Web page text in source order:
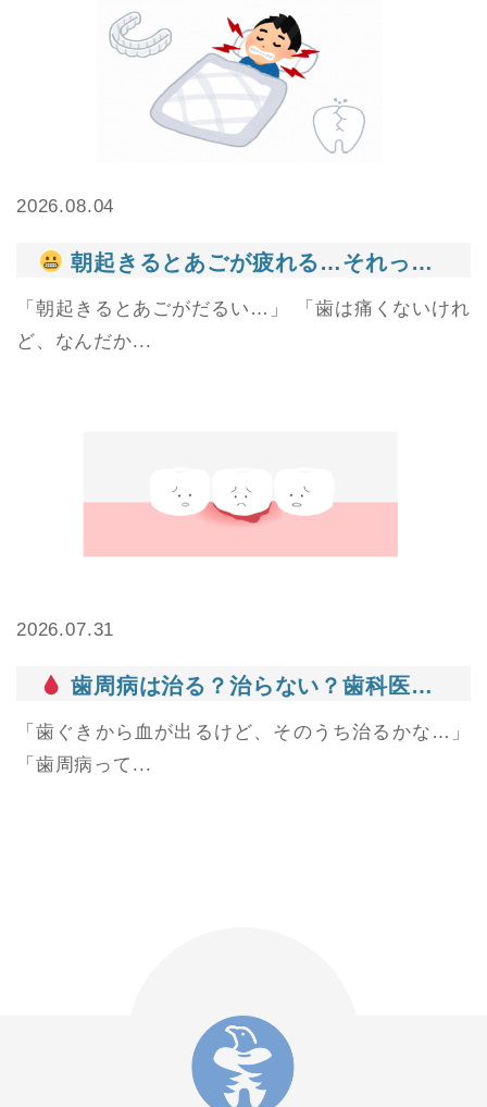
2026.08.04
朝起きるとあごが疲れる…それって食いしばりかもしれません
「朝起きるとあごがだるい…」 「歯は痛くないけれ
ど、なんだか...
2026.07.31
歯周病は治る？治らない？歯科医がわかりやすく解説
「歯ぐきから血が出るけど、そのうち治るかな…」
「歯周病って...